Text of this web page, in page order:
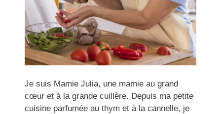
Je suis Mamie Julia, une mamie au grand
cœur et à la grande cuillère. Depuis ma petite
cuisine parfumée au thym et à la cannelle, je